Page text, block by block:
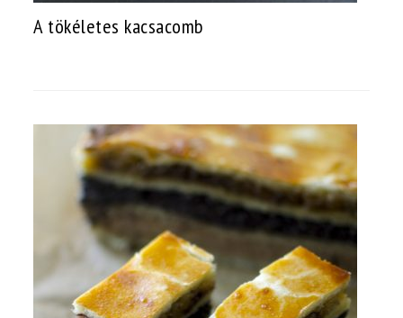
A tökéletes kacsacomb